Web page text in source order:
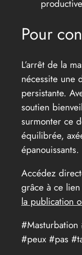
Pour
L’arrêt de la
nécessite une
persistante.
soutien
surmonter ce
équilibrée,
épanouissants.
Accédez
grâce à ce
la publication
#peux #pas